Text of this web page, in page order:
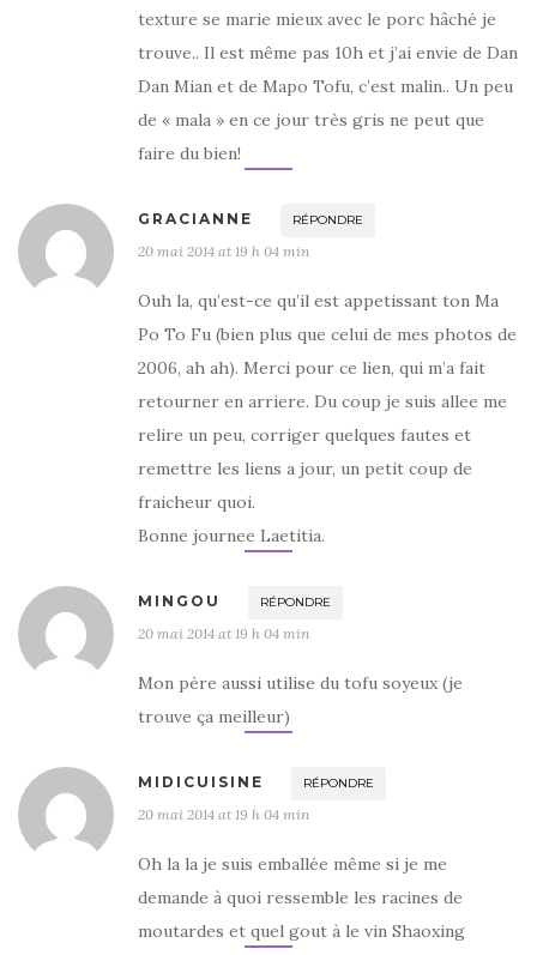
texture se marie mieux avec le porc hâché je
trouve.. Il est même pas 10h et j’ai envie de Dan
Dan Mian et de Mapo Tofu, c’est malin.. Un peu
de « mala » en ce jour très gris ne peut que
faire du bien!
GRACIANNE RÉPONDRE
20 mai 2014 at 19 h 04 min
Ouh la, qu’est-ce qu’il est appetissant ton Ma
Po To Fu (bien plus que celui de mes photos de
2006, ah ah). Merci pour ce lien, qui m’a fait
retourner en arriere. Du coup je suis allee me
relire un peu, corriger quelques fautes et
remettre les liens a jour, un petit coup de
fraicheur quoi.
Bonne journee Laetitia.
MINGOU RÉPONDRE
20 mai 2014 at 19 h 04 min
Mon père aussi utilise du tofu soyeux (je
trouve ça meilleur)
MIDICUISINE RÉPONDRE
20 mai 2014 at 19 h 04 min
Oh la la je suis emballée même si je me
demande à quoi ressemble les racines de
moutardes et quel gout à le vin Shaoxing